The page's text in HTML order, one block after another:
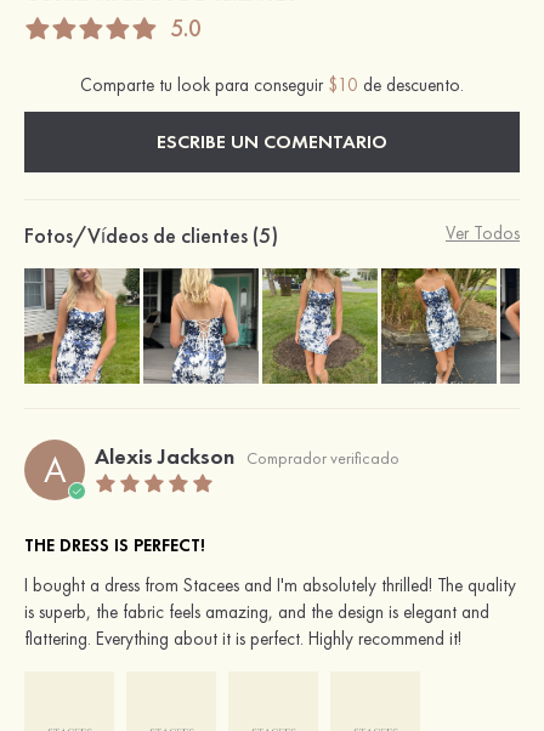
5.0
Comparte tu look para conseguir $10 de descuento.
ESCRIBE UN COMENTARIO
Fotos/Vídeos de clientes (5) Ver Todos
A Alexis Jackson Comprador verificado
THE DRESS IS PERFECT!
I bought a dress from Stacees and I'm absolutely thrilled! The quality
is superb, the fabric feels amazing, and the design is elegant and
flattering. Everything about it is perfect. Highly recommend it!